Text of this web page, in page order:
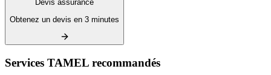
Devis assurance
Obtenez un devis en 3 minutes
Services TAMEL recommandés